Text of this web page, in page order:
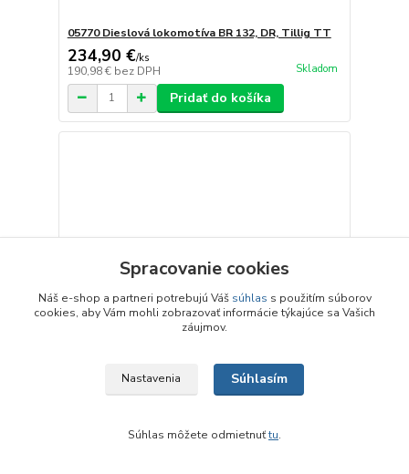
05770 Dieslová lokomotíva BR 132, DR, Tillig TT
234,90 €/ks
190,98 € bez DPH Skladom
Pridať do košíka
Spracovanie cookies
Náš e-shop a partneri potrebujú Váš súhlas s použitím súborov
cookies, aby Vám mohli zobrazovať informácie týkajúce sa Vašich
záujmov.
Nastavenia Súhlasím
Súhlas môžete odmietnuťtu.